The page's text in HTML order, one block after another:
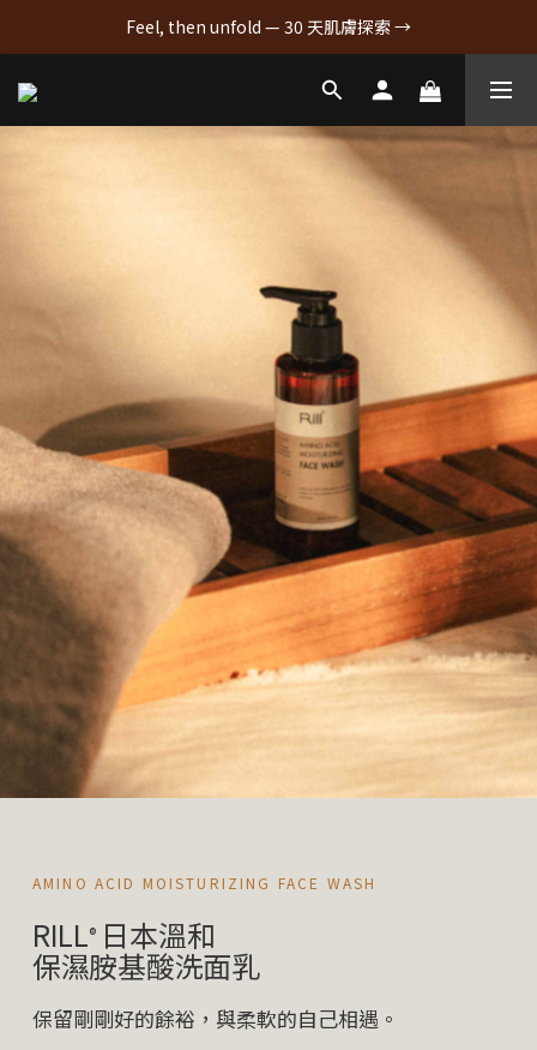
Feel, then unfold — 30 天肌膚探索 →
AMINO ACID MOISTURIZING FACE WASH
RILL®日本溫和
保濕胺基酸洗面乳
保留剛剛好的餘裕，與柔軟的自己相遇。